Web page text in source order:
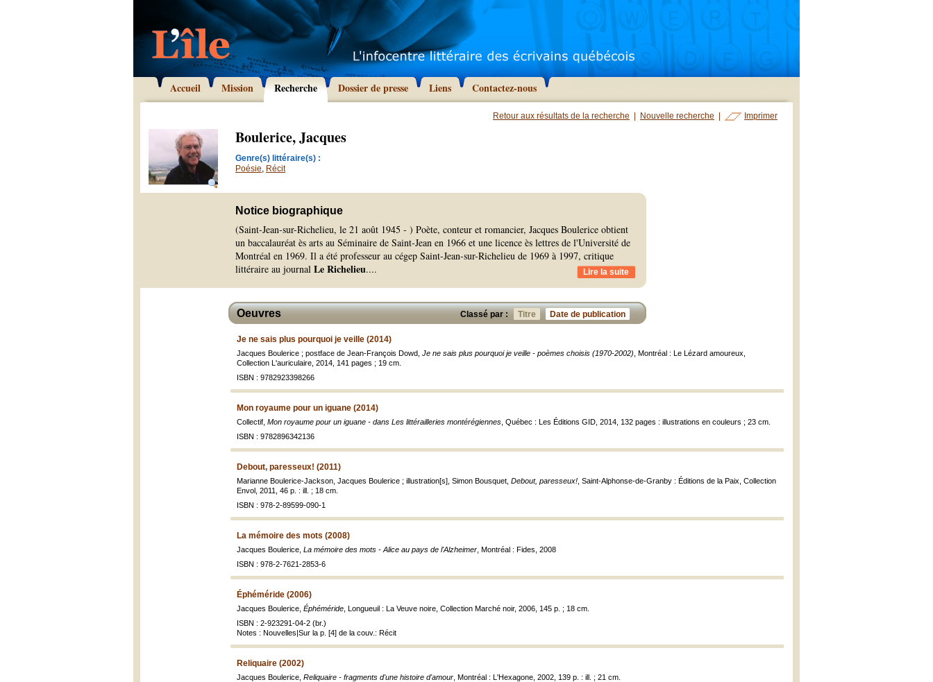
Accueil Mission Recherche Dossier de presse Liens Contactez-nous
Retour aux résultats de la recherche Nouvelle recherche Imprimer
Boulerice, Jacques
Genre(s) littéraire(s) :
Poésie, Récit
Notice biographique
(Saint-Jean-sur-Richelieu, le 21 août 1945 - ) Poète, conteur et romancier, Jacques Boulerice obtient
un baccalauréat ès arts au Séminaire de Saint-Jean en 1966 et une licence ès lettres de l'Université de
Montréal en 1969. Il a été professeur au cégep Saint-Jean-sur-Richelieu de 1969 à 1997, critique
littéraire au journal Le Richelieu.... Lire la suite
Classé par : Titre Date de publication
Oeuvres
Je ne sais plus pourquoi je veille (2014)
Jacques Boulerice ; postface de Jean-François Dowd, Je ne sais plus pourquoi je veille - poèmes choisis (1970-2002) , Montréal : Le Lézard amoureux,
Collection L'auriculaire, 2014, 141 pages ; 19 cm.
ISBN : 9782923398266
Mon royaume pour un iguane (2014)
Collectif, Mon royaume pour un iguane - dans Les littérailleries montérégiennes , Québec : Les Éditions GID, 2014, 132 pages : illustrations en couleurs ; 23 cm.
ISBN : 9782896342136
Debout, paresseux! (2011)
Marianne Boulerice-Jackson, Jacques Boulerice ; illustration[s], Simon Bousquet, Debout, paresseux! , Saint-Alphonse-de-Granby : Éditions de la Paix, Collection
Envol, 2011, 46 p. : ill. ; 18 cm.
ISBN : 978-2-89599-090-1
La mémoire des mots (2008)
Jacques Boulerice, La mémoire des mots - Alice au pays de l'Alzheimer , Montréal : Fides, 2008
ISBN : 978-2-7621-2853-6
Éphéméride (2006)
Jacques Boulerice, Éphéméride , Longueuil : La Veuve noire, Collection Marché noir, 2006, 145 p. ; 18 cm.
ISBN : 2-923291-04-2 (br.)
Notes : Nouvelles|Sur la p. [4] de la couv.: Récit
Reliquaire (2002)
Jacques Boulerice, Reliquaire - fragments d'une histoire d'amour , Montréal : L'Hexagone, 2002, 139 p. : ill. ; 21 cm.